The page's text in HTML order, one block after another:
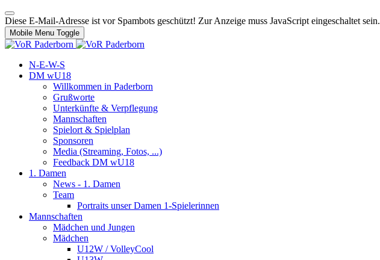
Diese E-Mail-Adresse ist vor Spambots geschützt! Zur Anzeige muss JavaScript eingeschaltet sein.
Mobile Menu Toggle
N-E-W-S
DM wU18
Willkommen in Paderborn
Grußworte
Unterkünfte & Verpflegung
Mannschaften
Spielort & Spielplan
Sponsoren
Media (Streaming, Fotos, ...)
Feedback DM wU18
1. Damen
News - 1. Damen
Team
Portraits unser Damen 1-Spielerinnen
Mannschaften
Mädchen und Jungen
Mädchen
U12W / VolleyCool